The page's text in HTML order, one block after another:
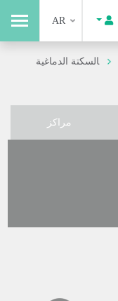
AR
السكتة الدماغية
مراكز